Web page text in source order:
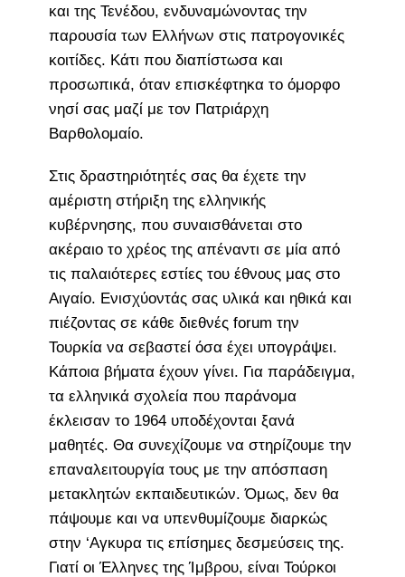
και της Τενέδου, ενδυναμώνοντας την
παρουσία των Ελλήνων στις πατρογονικές
κοιτίδες. Κάτι που διαπίστωσα και
προσωπικά, όταν επισκέφτηκα το όμορφο
νησί σας μαζί με τον Πατριάρχη
Βαρθολομαίο.
Στις δραστηριότητές σας θα έχετε την
αμέριστη στήριξη της ελληνικής
κυβέρνησης, που συναισθάνεται στο
ακέραιο το χρέος της απέναντι σε μία από
τις παλαιότερες εστίες του έθνους μας στο
Αιγαίο. Ενισχύοντάς σας υλικά και ηθικά και
πιέζοντας σε κάθε διεθνές forum την
Τουρκία να σεβαστεί όσα έχει υπογράψει.
Κάποια βήματα έχουν γίνει. Για παράδειγμα,
τα ελληνικά σχολεία που παράνομα
έκλεισαν το 1964 υποδέχονται ξανά
μαθητές. Θα συνεχίζουμε να στηρίζουμε την
επαναλειτουργία τους με την απόσπαση
μετακλητών εκπαιδευτικών. Όμως, δεν θα
πάψουμε και να υπενθυμίζουμε διαρκώς
στην ‘Αγκυρα τις επίσημες δεσμεύσεις της.
Γιατί οι Έλληνες της Ίμβρου, είναι Τούρκοι